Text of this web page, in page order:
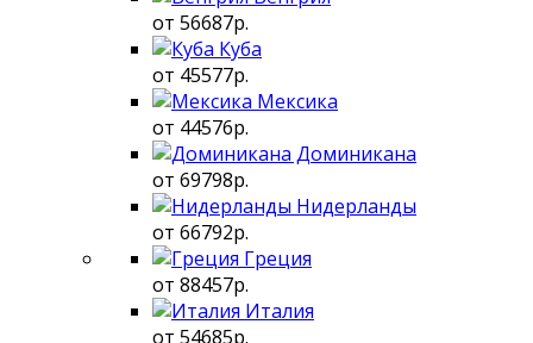
от 56687р.
Куба
от 45577р.
Мексика
от 44576р.
Доминикана
от 69798р.
Нидерланды
от 66792р.
Греция
от 88457р.
Италия
от 54685р.